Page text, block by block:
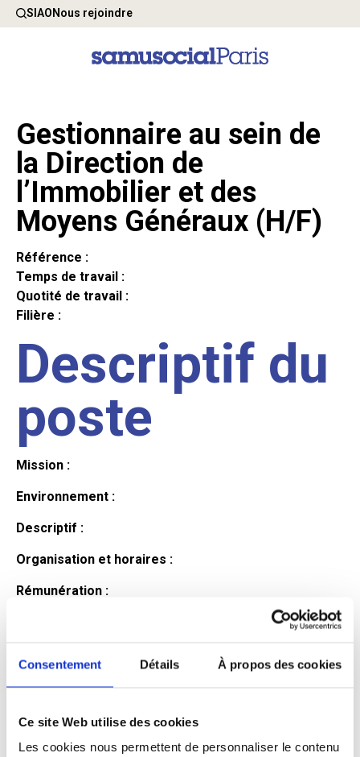
Consentement Détails À propos des cookies
Ce site Web utilise des cookies
Les cookies nous permettent de personnaliser le contenu
SIAONous rejoindre
Gestionnaire au sein de
la Direction de
l’Immobilier et des
Moyens Généraux (H/F)
Référence :
Temps de travail :
Quotité de travail :
Filière :
Descriptif du
poste
Mission :
Environnement :
Descriptif :
Organisation et horaires :
Rémunération :
Profil du
candidat